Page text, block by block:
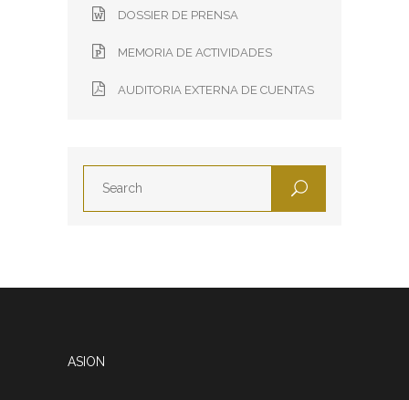
DOSSIER DE PRENSA
MEMORIA DE ACTIVIDADES
AUDITORIA EXTERNA DE CUENTAS
ASION